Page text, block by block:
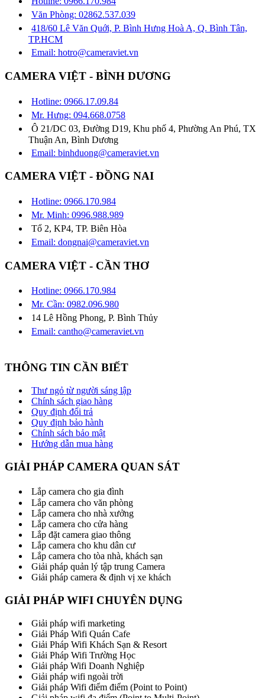
Văn Phòng: 02862.537.039
418/60 Lê Văn Quới, P. Bình Hưng Hoà A, Q. Bình Tân,
TP.HCM
Email: hotro@cameraviet.vn
CAMERA VIỆT - BÌNH DƯƠNG
Hotline: 0966.17.09.84
Mr. Hưng: 094.668.0758
Ô 21/DC 03, Đường D19, Khu phố 4, Phường An Phú, TX
Thuận An, Bình Dương
Email: binhduong@cameraviet.vn
CAMERA VIỆT - ĐỒNG NAI
Hotline: 0966.170.984
Mr. Minh: 0996.988.989
Tổ 2, KP4, TP. Biên Hòa
Email: dongnai@cameraviet.vn
CAMERA VIỆT - CẦN THƠ
Hotline: 0966.170.984
Mr. Cần: 0982.096.980
14 Lê Hồng Phong, P. Bình Thủy
Email: cantho@cameraviet.vn
THÔNG TIN CẦN BIẾT
Thư ngỏ từ người sáng lập
Chính sách giao hàng
Quy định đổi trả
Quy định bảo hành
Chính sách bảo mật
Hướng dẫn mua hàng
GIẢI PHÁP CAMERA QUAN SÁT
Lắp camera cho gia đình
Lắp camera cho văn phòng
Lắp camera cho nhà xưởng
Lắp camera cho cửa hàng
Lắp đặt camera giao thông
Lắp camera cho khu dân cư
Lắp camera cho tòa nhà, khách sạn
Giải pháp quản lý tập trung Camera
Giải pháp camera & định vị xe khách
GIẢI PHÁP WIFI CHUYÊN DỤNG
Giải pháp wifi marketing
Giải Pháp Wifi Quán Cafe
Giải Pháp Wifi Khách Sạn & Resort
Giải Pháp Wifi Trường Học
Giải pháp Wifi Doanh Nghiệp
Giải pháp wifi ngoài trời
Giải pháp Wifi điểm điểm (Point to Point)